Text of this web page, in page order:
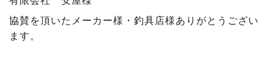
協賛を頂いたメーカー様・釣具店様ありがとうござい
ます。